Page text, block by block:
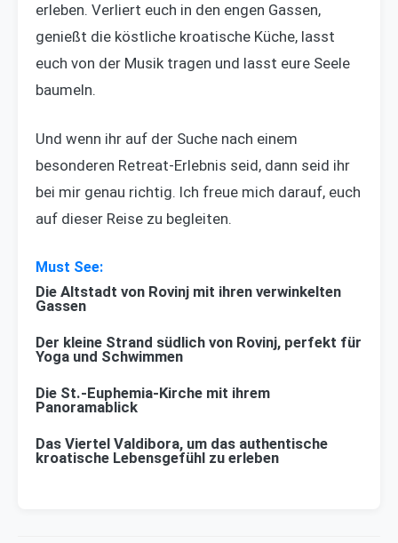
erleben. Verliert euch in den engen Gassen,
genießt die köstliche kroatische Küche, lasst
euch von der Musik tragen und lasst eure Seele
baumeln.
Und wenn ihr auf der Suche nach einem
besonderen Retreat-Erlebnis seid, dann seid ihr
bei mir genau richtig. Ich freue mich darauf, euch
auf dieser Reise zu begleiten.
Die Altstadt von Rovinj mit ihren verwinkelten
Gassen
Der kleine Strand südlich von Rovinj, perfekt für
Yoga und Schwimmen
Die St.-Euphemia-Kirche mit ihrem
Panoramablick
Das Viertel Valdibora, um das authentische
kroatische Lebensgefühl zu erleben